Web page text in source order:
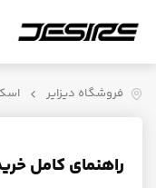
فروشگاه دیزایر
راهنمای کامل